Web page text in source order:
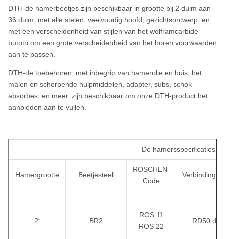
DTH-de hamerbeetjes zijn beschikbaar in grootte bij 2 duim aan
36 duim, met alle stelen, veelvoudig hoofd, gezichtsontwerp, en
met een verscheidenheid van stijlen van het wolframcarbide
butotn om een grote verscheidenheid van het boren voorwaarden
aan te passen.
DTH-de toebehoren, met inbegrip van hamerolie en buis, het
malen en scherpende hulpmiddelen, adapter, subs, schok
absorbes, en meer, zijn beschikbaar om onze DTH-product het
aanbieden aan te vullen.
De hamersspecificaties
Hamergrootte Beetjesteel
ROSCHEN-
Code
2“ BR2
ROS 11
ROS 22
RD50